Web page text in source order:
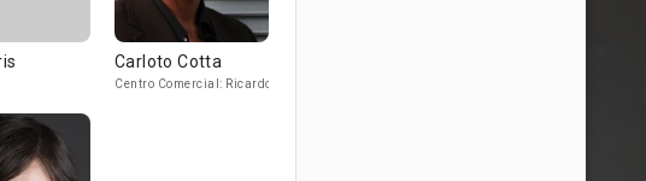
Carloto Cotta
Centro Comercial: Ricardo